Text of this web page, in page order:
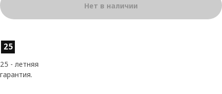
Нет в наличии
Характеристики товара
25
25 - летняя
гарантия.